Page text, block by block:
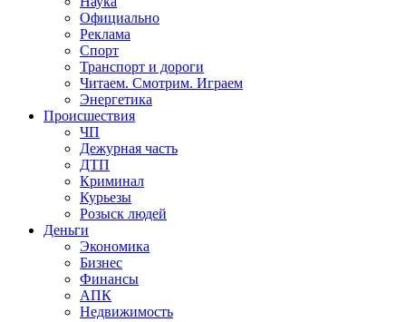
Официально
Реклама
Спорт
Транспорт и дороги
Читаем. Смотрим. Играем
Энергетика
Происшествия
ЧП
Дежурная часть
ДТП
Криминал
Курьезы
Розыск людей
Деньги
Экономика
Бизнес
Финансы
АПК
Недвижимость